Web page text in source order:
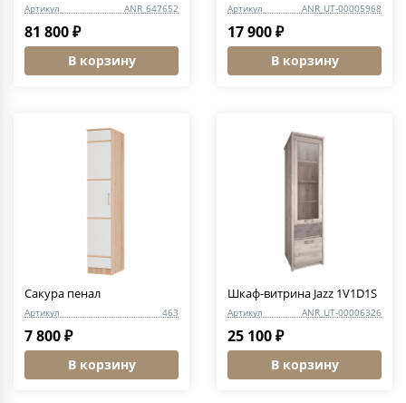
Артикул ANR_647652
81 800 ₽
В корзину
Артикул ANR_UT-00005968
17 900 ₽
В корзину
Сакура пенал
Артикул 463
7 800 ₽
В корзину
Шкаф-витрина Jazz 1V1D1S
Артикул ANR_UT-00006326
25 100 ₽
В корзину